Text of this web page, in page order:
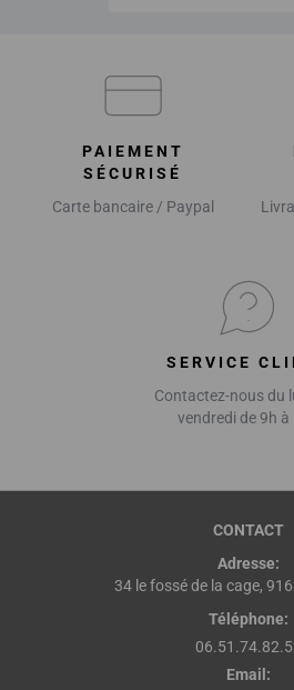
PAIEMENT
SÉCURISÉ
Carte bancaire / Paypal
SERVICE
Contactez-nous du
vendredi de 9h à
CONTACT
Adresse:
34 le fossé de la cage,
Téléphone:
Email: